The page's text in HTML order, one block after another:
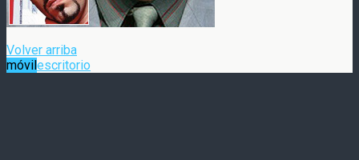
Volver arriba
móvilescritorio